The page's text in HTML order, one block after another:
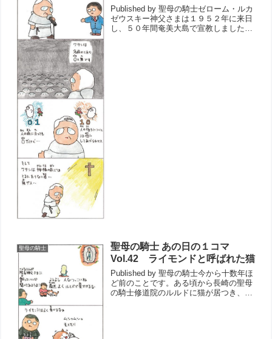
Published by 聖母の騎士ゼローム・ルカ
ゼウスキー神父さまは１９５２年に来日
し、５０年間奄美大島で宣教しました。
聖母の騎士
聖母の騎士 あの日の１コマ
Vol.42 ライモンドと呼ばれた猫
Published by 聖母の騎士今から十数年ほ
ど前のことです。ある頃から長崎の聖母
の騎士修道院のルルドに猫が居つき、参